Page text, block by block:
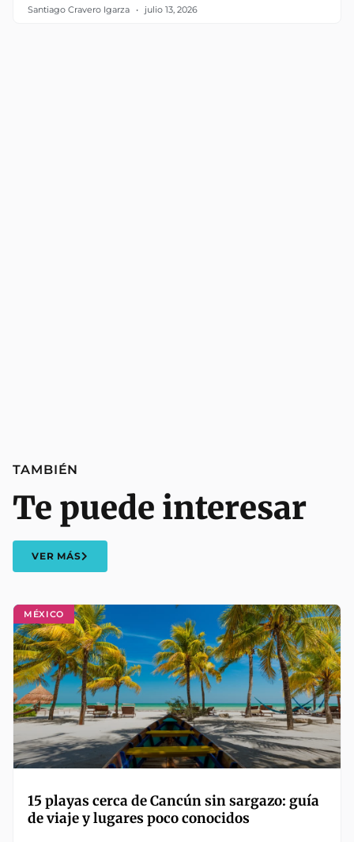
Santiago Cravero Igarza julio 13, 2026
MÉXICO
15 playas cerca de Cancún sin sargazo: guía
de viaje y lugares poco conocidos
TAMBIÉN
Te puede interesar
VER MÁS